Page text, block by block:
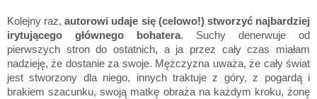
Kolejny raz,autorowi udaje się (celowo!) stworzyć najbardziej
irytującego głównego bohatera. Suchy denerwuje od
pierwszych stron do ostatnich, a ja przez cały czas miałam
nadzieję, że dostanie za swoje. Mężczyzna uważa, że cały świat
jest stworzony dla niego, innych traktuje z góry, z pogardą i
brakiem szacunku, swoją matkę obraża na każdym kroku, żonę